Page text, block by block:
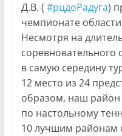
Д.В. ( #рцдоРадуга)
чемпионате
Несмотря на
соревновательного
в самую середину
12 место из 24
образом, наш район
по настольному
10 лучшим районам